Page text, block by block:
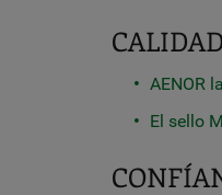
AENOR
El sello